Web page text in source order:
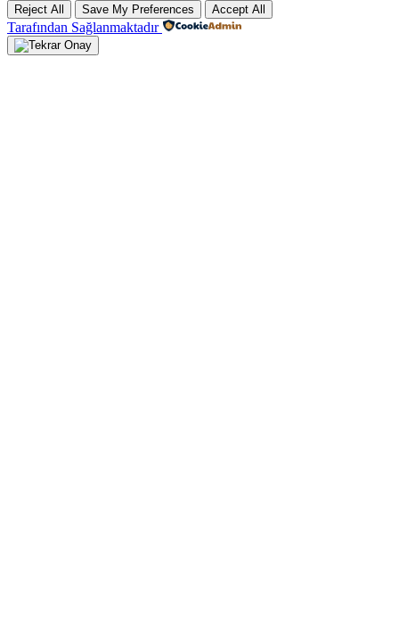
Reject All Save My Preferences Accept All
Tarafından Sağlanmaktadır